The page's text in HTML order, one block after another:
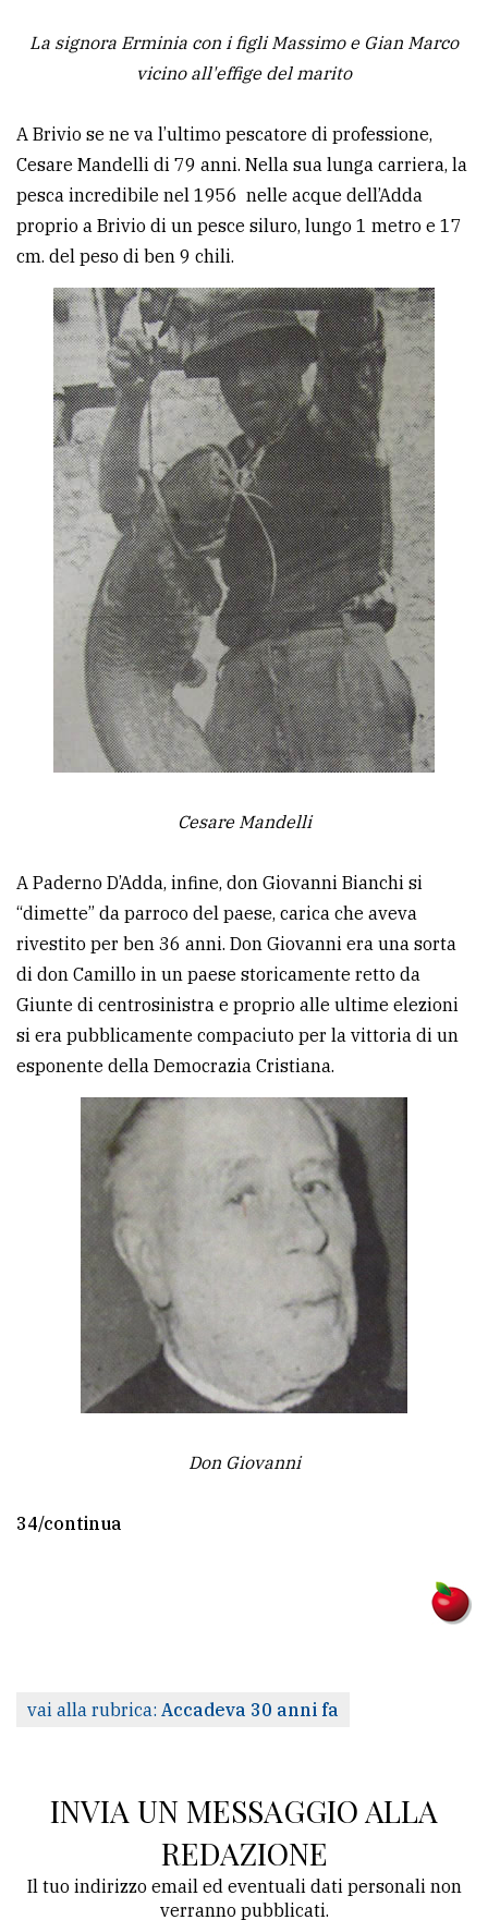
La signora Erminia con i figli Massimo e Gian Marco
vicino all'effige del marito
A Brivio se ne va l’ultimo pescatore di professione,
Cesare Mandelli di 79 anni. Nella sua lunga carriera, la
pesca incredibile nel 1956 nelle acque dell’Adda
proprio a Brivio di un pesce siluro, lungo 1 metro e 17
cm. del peso di ben 9 chili.
Cesare Mandelli
A Paderno D’Adda, infine, don Giovanni Bianchi si
“dimette” da parroco del paese, carica che aveva
rivestito per ben 36 anni. Don Giovanni era una sorta
di don Camillo in un paese storicamente retto da
Giunte di centrosinistra e proprio alle ultime elezioni
si era pubblicamente compaciuto per la vittoria di un
esponente della Democrazia Cristiana.
Don Giovanni
34/continua
vai alla rubrica: Accadeva 30 anni fa
INVIA UN MESSAGGIO ALLA
REDAZIONE
Il tuo indirizzo email ed eventuali dati personali non
verranno pubblicati.